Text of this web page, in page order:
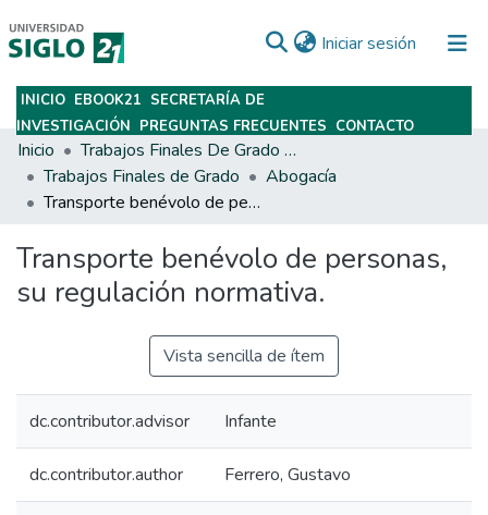
Iniciar sesión (current)
Subir
INICIO EBOOK21 SECRETARÍA DE
INVESTIGACIÓN PREGUNTAS FRECUENTES CONTACTO
Inicio
Trabajos Finales De Grado Y Posgrado
Trabajos Finales de Grado
Abogacía
Transporte benévolo de personas, su regulación normativa.
Transporte benévolo de personas,
su regulación normativa.
Vista sencilla de ítem
dc.contributor.advisor Infante
dc.contributor.author Ferrero, Gustavo